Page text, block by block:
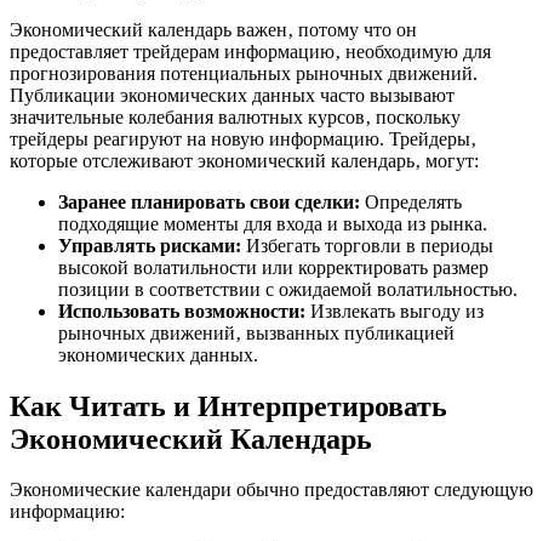
Экономический календарь важен‚ потому что он
предоставляет трейдерам информацию‚ необходимую для
прогнозирования потенциальных рыночных движений.
Публикации экономических данных часто вызывают
значительные колебания валютных курсов‚ поскольку
трейдеры реагируют на новую информацию. Трейдеры‚
которые отслеживают экономический календарь‚ могут:
Заранее планировать свои сделки: Определять
подходящие моменты для входа и выхода из рынка.
Управлять рисками: Избегать торговли в периоды
высокой волатильности или корректировать размер
позиции в соответствии с ожидаемой волатильностью.
Использовать возможности: Извлекать выгоду из
рыночных движений‚ вызванных публикацией
экономических данных.
Как Читать и Интерпретировать
Экономический Календарь
Экономические календари обычно предоставляют следующую
информацию: